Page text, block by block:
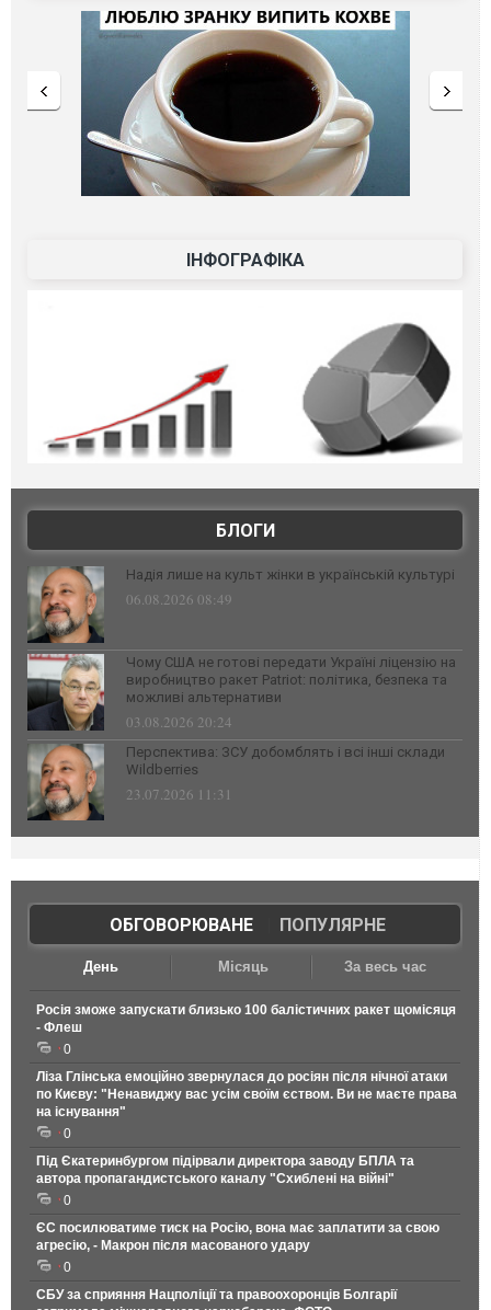
ІНФОГРАФІКА
БЛОГИ
Надія лише на культ жінки в українській культурі
06.08.2026 08:49
Чому США не готові передати Україні ліцензію на
виробництво ракет Patriot: політика, безпека та
можливі альтернативи
03.08.2026 20:24
Перспектива: ЗСУ добомблять і всі інші склади
Wildberries
23.07.2026 11:31
ОБГОВОРЮВАНЕ| ПОПУЛЯРНЕ
День Місяць За весь час
Росія зможе запускати близько 100 балістичних ракет щомісяця
- Флеш
0
Ліза Глінська емоційно звернулася до росіян після нічної атаки
по Києву: "Ненавиджу вас усім своїм єством. Ви не маєте права
на існування"
0
Під Єкатеринбургом підірвали директора заводу БПЛА та
автора пропагандистського каналу "Схиблені на війні"
0
ЄС посилюватиме тиск на Росію, вона має заплатити за свою
агресію, - Макрон після масованого удару
0
СБУ за сприяння Нацполіції та правоохоронців Болгарії